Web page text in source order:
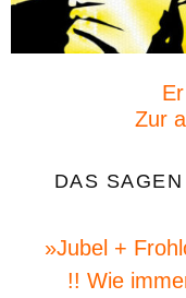
Zur
DAS
»Jubel +
!! Wie